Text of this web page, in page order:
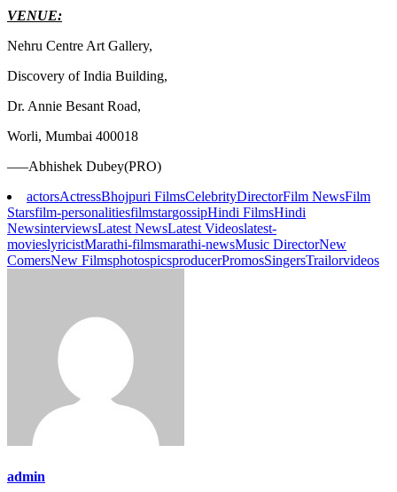
VENUE:
Nehru Centre Art Gallery,
Discovery of India Building,
Dr. Annie Besant Road,
Worli, Mumbai 400018
—–Abhishek Dubey(PRO)
actorsActressBhojpuri FilmsCelebrityDirectorFilm NewsFilm
Starsfilm-personalitiesfilmstargossipHindi FilmsHindi
NewsinterviewsLatest NewsLatest Videoslatest-
movieslyricistMarathi-filmsmarathi-newsMusic DirectorNew
ComersNew FilmsphotospicsproducerPromosSingersTrailorvideos
admin